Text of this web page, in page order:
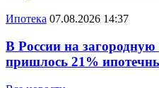
Ипотека 07.08.2026 14:37
В России на
пришлось 21%